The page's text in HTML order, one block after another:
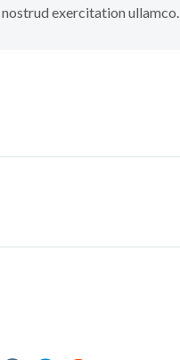
nostrud exercitation ullamco.